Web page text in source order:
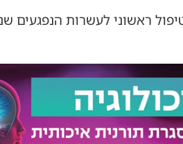
ראשוני לעשרות הנפגעים